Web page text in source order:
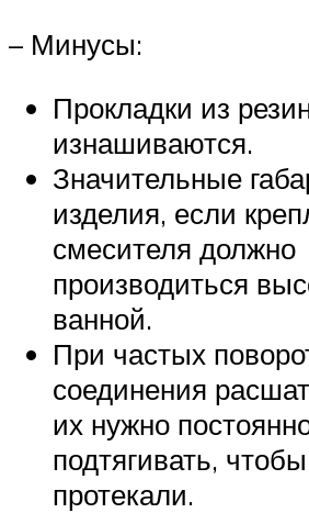
– Минусы:
Прокладки из
изнашиваются.
Значительные
изделия, если
смесителя должно
производиться
ванной.
При частых
соединения
их нужно
подтягивать,
протекали.